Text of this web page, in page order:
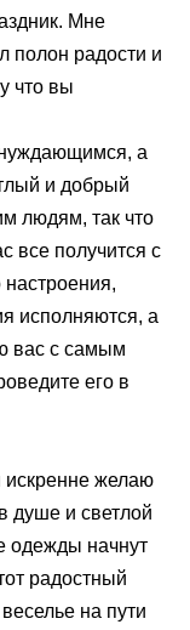
Мне
полон радости и
что вы
нуждающимся, а
и добрый
людям, так что
все получится с
исполняются, а
вас с самым
его в
искренне желаю
душе и светлой
одежды начнут
радостный
на пути